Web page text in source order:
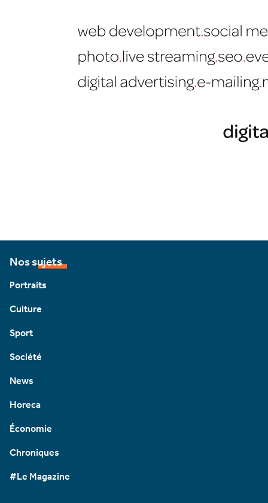
Nos sujets
Portraits
Culture
Sport
Société
News
Horeca
Économie
Chroniques
#Le Magazine